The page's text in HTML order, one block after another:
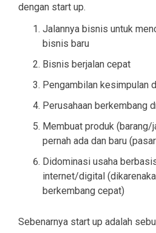
dengan start up.
Jalannya bisnis untuk
bisnis baru
Bisnis berjalan cepat
Pengambilan kesimpulan
Perusahaan berkembang
Membuat produk (barang/
pernah ada dan baru
Didominasi usaha
internet/digital
berkembang cepat)
Sebenarnya start up adalah